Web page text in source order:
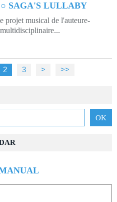
SAGA'S LULLABY
musical de l'auteure-
2 3 > >>